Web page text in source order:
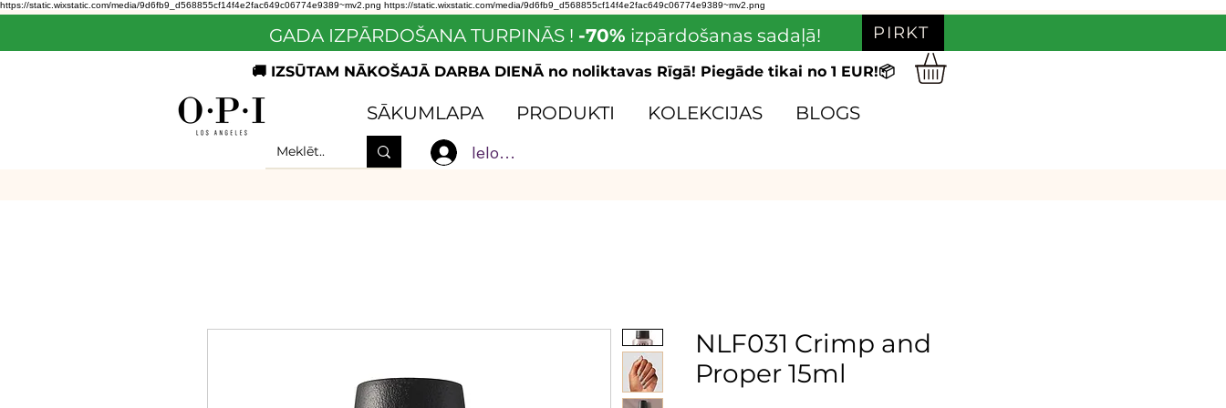
https://static.wixstatic.com/media/9d6fb9_d568855cf14f4e2fac649c06774e9389~mv2.png https://static.wixstatic.com/media/9d6fb9_d568855cf14f4e2fac649c06774e9389~mv2.png
GADA IZPĀRDOŠANA TURPINĀS ! -70% izpārdošanas sadaļā! PIRKT
🚚 IZSŪTAM NĀKOŠAJĀ DARBA DIENĀ no noliktavas Rīgā! Piegāde tikai no 1 EUR!📦
Ielogoties
SĀKUMLAPA PRODUKTI KOLEKCIJAS BLOGS
NLF031 Crimp and
Proper 15ml